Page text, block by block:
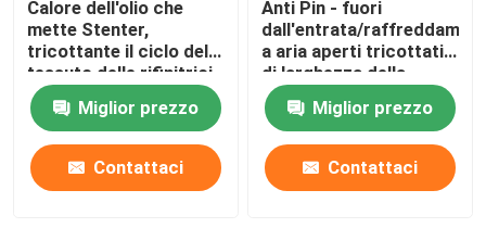
Calore dell'olio che
mette Stenter,
tricottante il ciclo del
tessuto delle rifinitrici
ad umidità controllata
Miglior prezzo
Contattaci
Anti Pin - fuori
dall'entrata/
a aria aperti tricottati
di larghezza della
macchina della
regolazione di calore
del tessuto
Miglior prezzo
Contattaci